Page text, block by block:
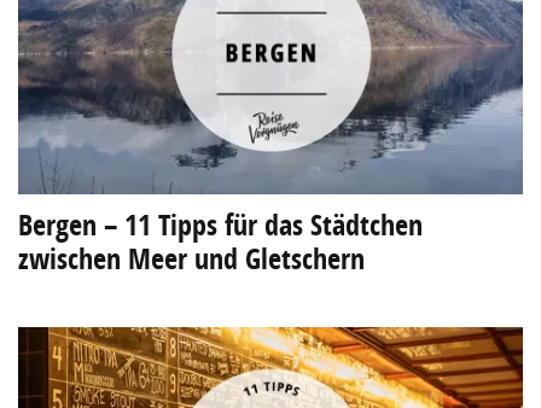
Bergen – 11 Tipps für das Städtchen
zwischen Meer und Gletschern